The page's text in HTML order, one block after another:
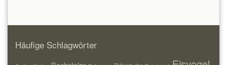
Häufige Schlagwörter